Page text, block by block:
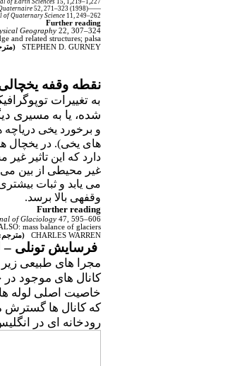
of Earth Sciences 15, 1,219–1,227.
——(1998) Pingo growth and collapse, Tuktoyaktuk Peninsula area, western arctic coast, Canada: a longterm field study,
52, 271–323.
of Quaternary Science 11, 249–262.
Further reading
Geography 22, 307–324.
and related structures; palsa
STEPHEN D. GURNEY
نقطه وقفه
به تغییرات
شده، یا به مسیری
و برخورد یخی
های یخی). در یخچال
دارد که این تاثیر
غیر محیطی از بین
می یابد و ثبات
وقفهی بالا برسد.
Further reading
of Glaciology 47, 595–606.
mass balance of glaciers
CHARLES WARREN
فرسایش تونلی –
خاصیت اصلی لوله
رودخانه ای در